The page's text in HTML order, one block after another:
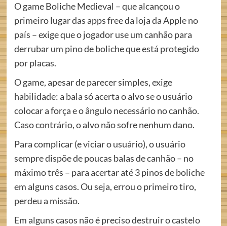
O game Boliche Medieval – que alcançou o
primeiro lugar das apps free da loja da Apple no
país – exige que o jogador use um canhão para
derrubar um pino de boliche que está protegido
por placas.
O game, apesar de parecer simples, exige
habilidade: a bala só acerta o alvo se o usuário
colocar a força e o ângulo necessário no canhão.
Caso contrário, o alvo não sofre nenhum dano.
Para complicar (e viciar o usuário), o usuário
sempre dispõe de poucas balas de canhão – no
máximo três – para acertar até 3 pinos de boliche
em alguns casos. Ou seja, errou o primeiro tiro,
perdeu a missão.
Em alguns casos não é preciso destruir o castelo